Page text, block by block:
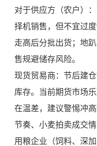
对于供应方（农户）
择机销售，但不宜过
走高后分批出货；地
售规避储存风险。
现货贸易商：节后建
库存。当前期货市场
在温差，建议警惕冲
节奏、小麦拍卖成交情
用粮企业（饲料、深